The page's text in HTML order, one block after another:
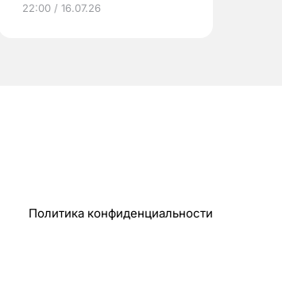
22:00 / 16.07.26
Политика конфиденциальности